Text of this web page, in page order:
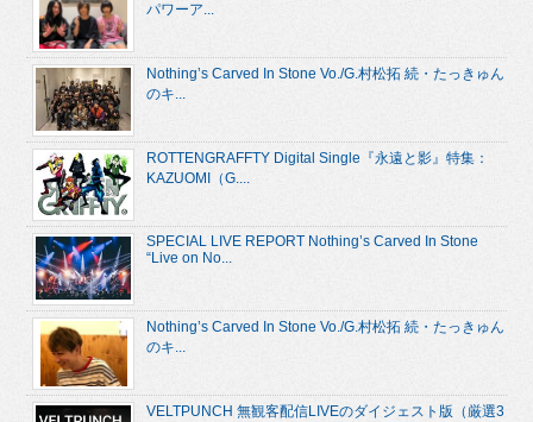
パワーア...
Nothing’s Carved In Stone Vo./G.村松拓 続・たっきゅん
のキ...
ROTTENGRAFFTY Digital Single『永遠と影』特集：
KAZUOMI（G....
SPECIAL LIVE REPORT Nothing’s Carved In Stone
“Live on No...
Nothing’s Carved In Stone Vo./G.村松拓 続・たっきゅん
のキ...
VELTPUNCH 無観客配信LIVEのダイジェスト版（厳選3